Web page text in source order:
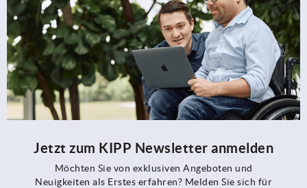
Jetzt zum KIPP Newsletter anmelden
Möchten Sie von exklusiven Angeboten und
Neuigkeiten als Erstes erfahren? Melden Sie sich für